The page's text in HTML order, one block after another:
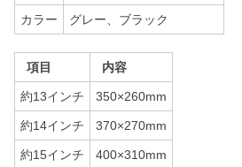
カラー グレー、ブラック
項目 内容
約13インチ 350×260mm
約14インチ 370×270mm
約15インチ 400×310mm